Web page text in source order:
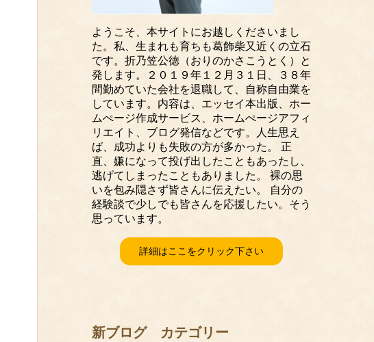
ようこそ、本サイトにお越しくださいまし
た。私、生まれも育ちも葛飾柴又近くの立石
です。折乃笠公徳（おりのかさこうとく）と
発します。２０１９年１２月３１日、３８年
間勤めていた会社を退職して、自称自由業を
しています。内容は、エッセイ本出版、ホー
ムぺージ作成サービス、ホームぺージアフィ
リエイト、ブログ発信などです。人生思え
ば、成功よりも失敗の方が多かった。 正
直、嫌になって投げ出したこともあったし、
逃げてしまったこともありました。 裸の思
いを包み隠さず皆さんに伝えたい。 自分の
経験談で少しでも皆さんを応援したい。そう
思っています。
詳細はここをクリック下さい
新ブログ カテゴリー